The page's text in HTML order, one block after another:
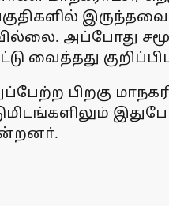
அப்போது
வைத்தது
பிறகு